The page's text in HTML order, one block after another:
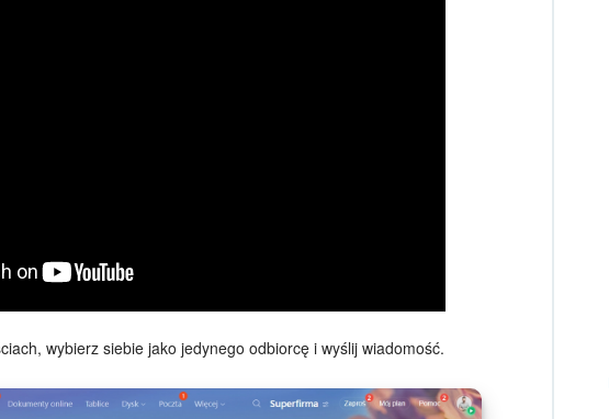
wybierz siebie jako jedynego odbiorcę i wyślij wiadomość.